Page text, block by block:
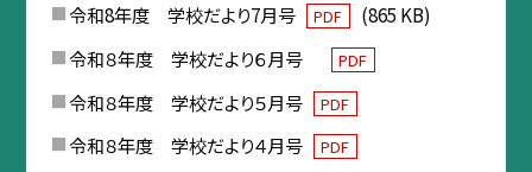
令和8年度 学校だより7月号 PDF
(865 KB)
令和８年度 学校だより６月号
PDF
令和８年度 学校だより５月号 PDF
令和８年度 学校だより４月号 PDF